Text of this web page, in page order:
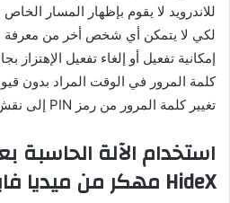
للاندرويد لا يقوم بإظهار المسار
لكي لا يتمكن أي شخص أخر من معرفة
إمكانية تفعيل أو إلغاء تفعيل الإهتزاز
كلمة المرور في الوقت المراد بدون
تغيير كلمة المرور من رمز PIN إلى نقش أو العكس.
استخدام الآلة الحاسبة
HideX مهكر من ميديا فاير